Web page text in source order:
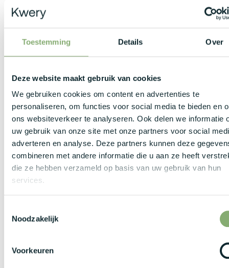
Toestemming Details Over
Deze website maakt gebruik van cookies
We gebruiken cookies om content en advertenties te
personaliseren, om functies voor social media te bieden en
ons websiteverkeer te analyseren. Ook delen we informatie
uw gebruik van onze site met onze partners voor social
adverteren en analyse. Deze partners kunnen deze
combineren met andere informatie die u aan ze heeft
die ze hebben verzameld op basis van uw gebruik van hun
services.
Noodzakelijk
Voorkeuren
Je ontvangt een bruto maandsalaris tussen de €3.500
en €4.700, afgestemd op jouw ervaring en expertise.
Je geniet van een netto onkostenvergoeding boven op
Je beschikt over een bedrijfswagen met tankkaart of
laadpas.
Je ontvangt maaltijdcheques, ecocheques en een
uitgebreid verzekeringspakket met groeps- en
hospitalisatieverzekering.
Je profiteert van een eindejaarsbonus als extra
Je geniet van 12 ADV-dagen, flexibele werkuren en de
balance.